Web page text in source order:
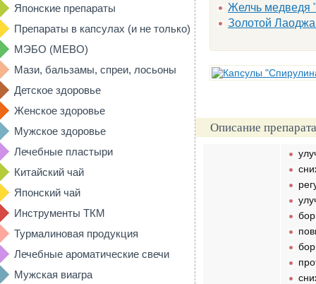
Японские препараты
Препараты в капсулах (и не только)
МЭБО (MEBO)
Мази, бальзамы, спреи, лосьоны
Детское здоровье
Женское здоровье
Мужское здоровье
Лечебные пластыри
Китайский чай
Японский чай
Инструменты ТКМ
Турмалиновая продукция
Лечебные ароматические свечи
Мужская виагра
Желчь медведя
Золотой
Описание